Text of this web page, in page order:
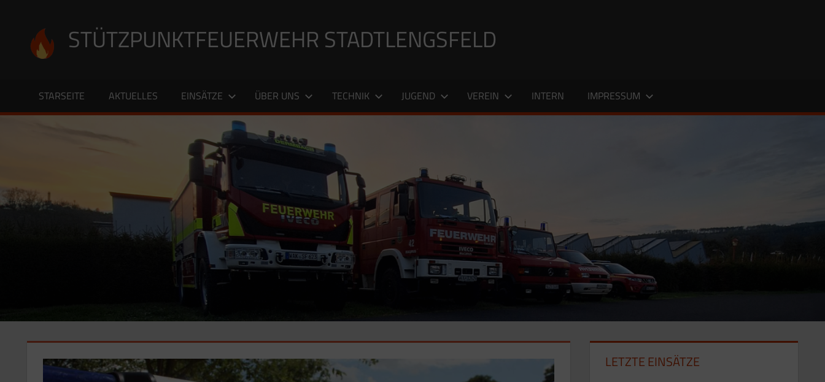
springen
STÜTZPUNKTFEUERWEHR STADTLENGSFELD
STARSEITE AKTUELLES EINSÄTZE ÜBER UNS TECHNIK JUGEND VEREIN INTERN IMPRESSUM
LETZTE EINSÄTZE